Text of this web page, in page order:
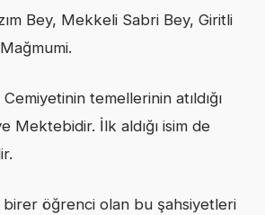
Bey, Mekkeli Sabri Bey, Giritli
temellerinin atıldığı
Mektebidir. İlk aldığı isim de
birer öğrenci olan bu şahsiyetleri